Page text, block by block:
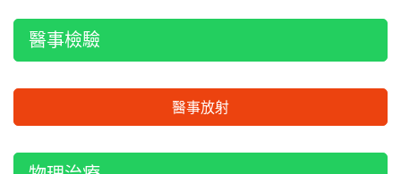
醫事檢驗
醫事放射